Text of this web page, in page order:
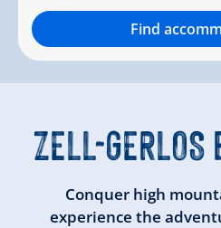
Find
ZELL-GERLOS
Conquer high
experience the